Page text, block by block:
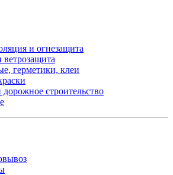
и огнезащита
герметики, клеи
строительство